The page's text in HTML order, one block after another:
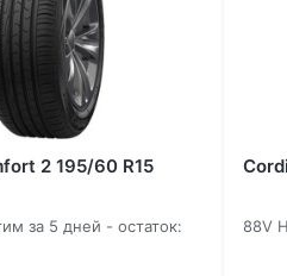
2 195/60 R15
за 5 дней - остаток:
88V